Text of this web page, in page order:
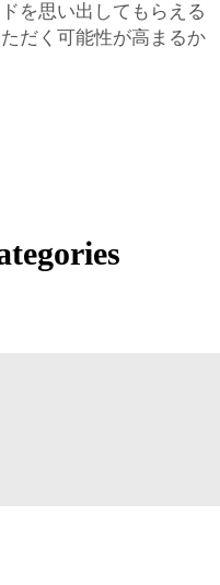
を思い出してもらえる
だく可能性が高まるか